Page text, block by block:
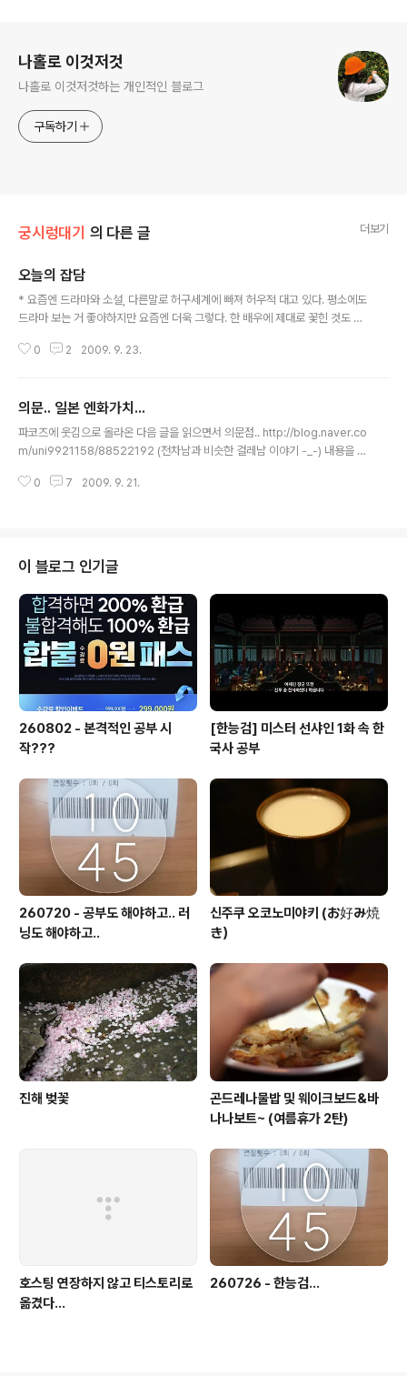
나홀로 이것저것
나홀로 이것저것하는 개인적인 블로그
구독하기
궁시렁대기 의 다른 글 더보기
오늘의 잡담
* 요즘엔 드라마와 소설, 다른말로 허구세계에 빠져 허우적 대고 있다. 평소에도
드라마 보는 거 좋아하지만 요즘엔 더욱 그렇다. 한 배우에 제대로 꽃힌 것도 있
갖혀있는 동안 볼 드라마,애니,영화등등 모색해야겠다. (야마다군 출연작이 될
국 개봉좀 ㅜㅜ) * 하루빨리 outside Korea 에 가서 아무생각없이 사진기 셔
터 막막 눌러대고 싶다. * 아.. 워크샵 사진 정리해야되는데.....
0 2 2009. 9. 23.
의문.. 일본 엔화가치...
파코즈에 웃김으로 올라온 다음 글을 읽으면서 의문점.. http://blog.naver.co
m/uni9921158/88522192 (전차남과 비슷한 걸레남 이야기 -_-) 내용을 읽
야 하는걸... 데이트 비용으로 2만엔은 무리야.. 100엔을 1000원이라고 쳐도
다. 그래... 리바이스는 비싸니...그래도!!! 고작 3만엔이 없다는건 절망적이다. 포
기해라 헉.. 정말 일본과 우리나라는 경제..
0 7 2009. 9. 21.
이 블로그 인기글
260802 - 본격적인 공부 시
작???
[한능검] 미스터 선샤인 1화 속 한
국사 공부
260720 - 공부도 해야하고.. 러
닝도 해야하고..
신주쿠 오코노미야키 (お好み焼
き）
진해 벚꽃
곤드레나물밥 및 웨이크보드&바
나나보트~ (여름휴가 2탄)
호스팅 연장하지 않고 티스토리로
옮겼다...
260726 - 한능검...